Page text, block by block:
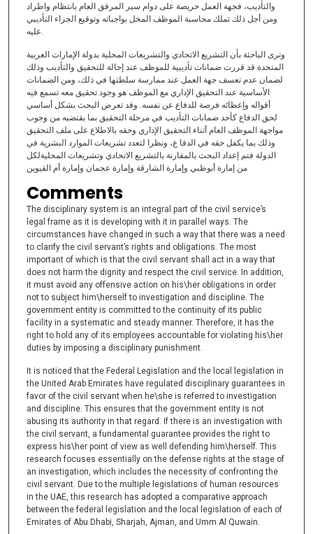
والتأديب، فجهة العمل حريصة على دوام سير المرفق العام بانتظام واطراد
ومن أجل ذلك تملك محاسبة الموظف المخل بواجباته وتوقيع الجزاء التأديبي
وترى الباحثة بأن التشريع الاتحادي والتشريعات المحلية بدولة الإمارات العربية
المتحدة قد قررت ضمانات تأديبية للموظف عند إحالة للتحقيق والتأديب وذلك
لضمان عدم تعسف جهة العمل عند ممارسة سلطتها في ذلك، ومن الضمانات
الأساسية عند التحقيق الإداري مع الموظف هو وجود تحقيق معه تسمع فيه
أقواله وإعطائه فرصة للدفاع عن نفسه. وقد تعرض البحث بشكل أساسي
لحق الدفاع كأحد ضمانات التأديب في مرحلة التحقيق بما يقتضيه من وجوب
مواجهة الموظف العام أثناء التحقيق الإداري وحقه بالاطلاع على ملف التحقيق
وذلك بما يكفل حقه في الدفا ع، ونظرا لتعدد تشريعات الموارد البشرية في
الدولة فتم إعداد البحث بالمقارنة بالتشريع الاتحادي وتشريعات المحليةلكل
من إمارة أبوظبي وإمارة الشارقة وإمارة عجمان وإمارة أم القيوين
Comments
The disciplinary system is an integral part of the civil service’s
legal frame as it is developing with it in parallel ways. The
circumstances have changed in such a way that there was a need
to clarify the civil servant’s rights and obligations. The most
important of which is that the civil servant shall act in a way that
does not harm the dignity and respect the civil service. In addition,
it must avoid any offensive action on his\her obligations in order
not to subject him\herself to investigation and discipline. The
government entity is committed to the continuity of its public
facility in a systematic and steady manner. Therefore, it has the
right to hold any of its employees accountable for violating his\her
duties by imposing a disciplinary punishment.
It is noticed that the Federal Legislation and the local legislation in
the United Arab Emirates have regulated disciplinary guarantees in
favor of the civil servant when he\she is referred to investigation
and discipline. This ensures that the government entity is not
abusing its authority in that regard. If there is an investigation with
the civil servant, a fundamental guarantee provides the right to
express his\her point of view as well defending him\herself. This
research focuses essentially on the defense rights at the stage of
an investigation, which includes the necessity of confronting the
civil servant. Due to the multiple legislations of human resources
in the UAE, this research has adopted a comparative approach
between the federal legislation and the local legislation of each of
Emirates of Abu Dhabi, Sharjah, Ajman, and Umm Al Quwain.